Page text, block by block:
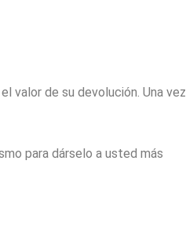
valor de su devolución. Una vez
para dárselo a usted más